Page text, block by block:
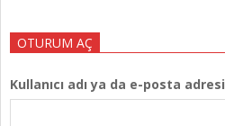
OTURUM AÇ
Kullanıcı adı ya da e-posta adresi